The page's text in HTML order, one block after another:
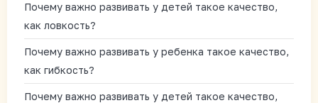
Почему важно развивать у детей такое качество,
как ловкость?
Почему важно развивать у ребенка такое качество,
как гибкость?
Почему важно развивать у детей такое качество,